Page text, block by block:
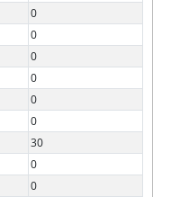
0
0
0
0
0
0
30
0
0